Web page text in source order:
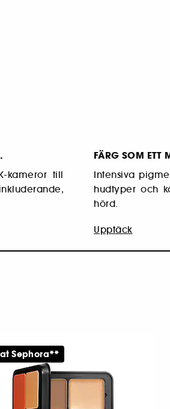
kameror till
FÄRG SOM ETT
Intensiva
hudtyper och
hörd.
Upptäck
Sephora**